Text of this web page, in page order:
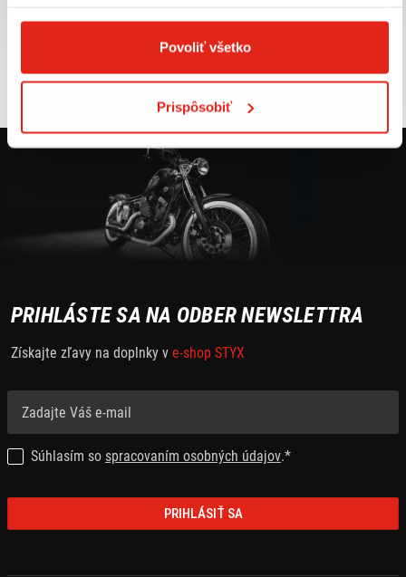
Povoliť všetko
Prispôsobiť
https://www.yamaha-motor.eu/sk/sk/motorcycles/hyper-naked/pdp/mt-
PRIHLÁSTE SA NA ODBER NEWSLETTRA
Získajte zľavy na doplnky v e-shop STYX
Súhlasím so spracovaním osobných údajov.*
PRIHLÁSIŤ SA